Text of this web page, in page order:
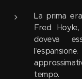
La prima
Fred
doveva
tempo.